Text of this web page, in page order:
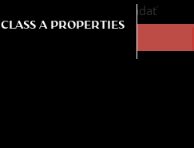
CLASS A PROPERTIES
Vyhľadať